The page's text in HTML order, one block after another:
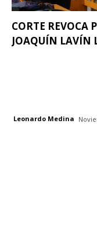
CORTE REVOCA
JOAQUÍN LAVÍN
Leonardo Medina